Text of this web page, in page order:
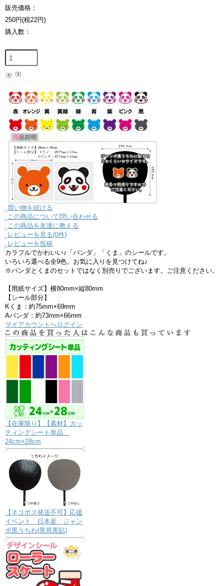
販売価格：
250円(税22円)
購入数：
買い物を続ける
この商品について問い合わせる
この商品を友達に教える
レビューを見る(0件)
レビューを投稿
カラフルでかわいい♪「パンダ」「くま」のシールです。
いろいろ選べる全9色。お気に入りを見つけてね♪
※パンダとくまのセットではなく別売りでございます。ご注意ください。
【用紙サイズ】横80mm×縦80mm
【シール部分】
Kくま：約75mm×69mm
Aパンダ：約73mm×66mm
マイアカウントへログイン
【在庫限り】【素材】カッ
ティングシート単品
24cm×28cm
【ネコポス発送不可】応援
イベント 日本産 ジャン
ボ黒うちわ(黒骨黒貼)